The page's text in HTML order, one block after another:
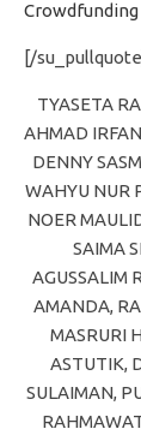
Crowdfunding
[/
TYASETA
AHMAD
DENNY
WAHYU NUR
NOER
SAIMA
AGUSSALIM
AMANDA,
MASRURI
ASTUTIK,
SULAIMAN,